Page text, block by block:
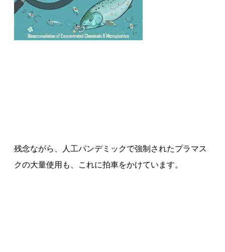
残念ながら、人工パンデミックで強制されたプラマス
クの大量使用も、これに拍車をかけています。